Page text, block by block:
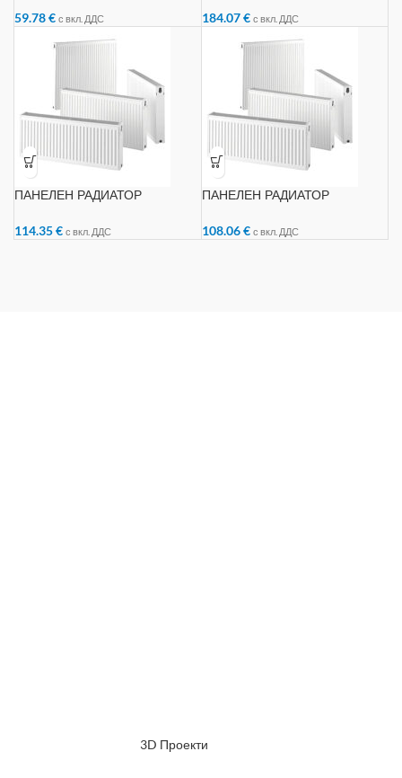
59.78€ с вкл. ДДС 184.07€ с вкл. ДДС
ПАНЕЛЕН РАДИАТОР
114.35€ с вкл. ДДС
ПАНЕЛЕН РАДИАТОР
108.06€ с вкл. ДДС
3D Проекти